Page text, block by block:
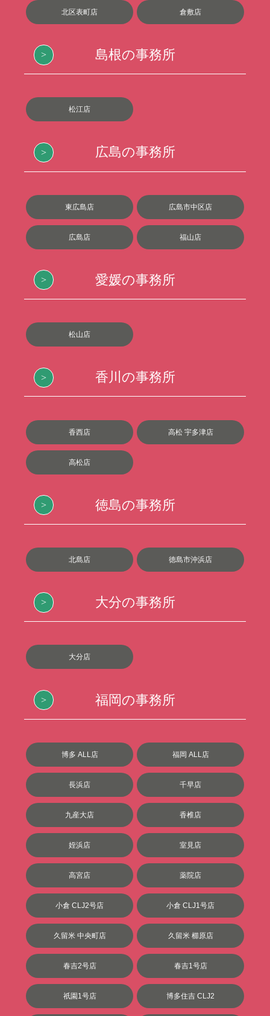
北区表町店 倉敷店
島根の事務所
松江店
広島の事務所
東広島店 広島市中区店
広島店 福山店
愛媛の事務所
松山店
香川の事務所
香西店 高松 宇多津店
高松店
徳島の事務所
北島店 徳島市沖浜店
大分の事務所
大分店
福岡の事務所
博多 ALL店 福岡 ALL店
長浜店 千早店
九産大店 香椎店
姪浜店 室見店
高宮店 薬院店
小倉 CLJ2号店 小倉 CLJ1号店
久留米 中央町店 久留米 櫛原店
春吉2号店 春吉1号店
祇園1号店 博多住吉 CLJ2